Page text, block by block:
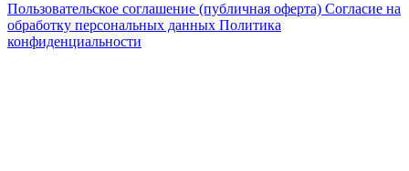
Пользовательское соглашение (публичная оферта) Согласие на
обработку персональных данных Политика
конфиденциальности